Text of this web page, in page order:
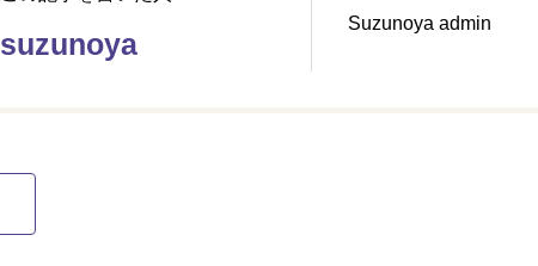
suzunoya
Suzunoya admin